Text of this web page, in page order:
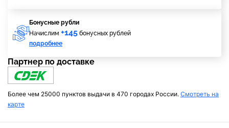
Бонусные рубли
Начислим +145 бонусных рублей
подробнее
Партнер по доставке
Более чем 25000 пунктов выдачи в 470 городах России. Смотреть на
карте